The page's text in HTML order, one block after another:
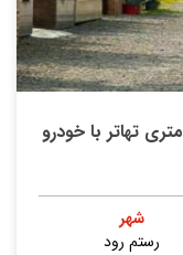
فروش زمین داخل شهرک جنگلی ۲۳۰ متری تهاتر با خودرو
شهر
رستم رود